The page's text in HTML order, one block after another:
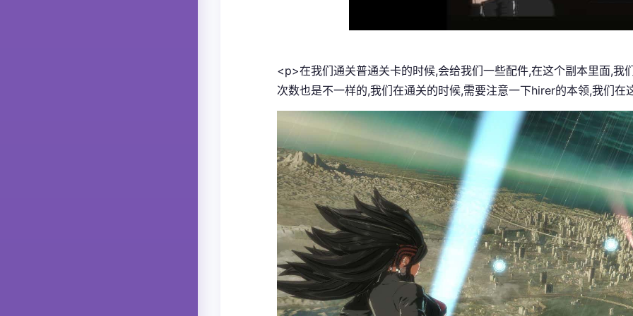
<p>在我们通关普通关卡的时候,会给我们一些配件,在这个副本里面,我
次数也是不一样的,我们在通关的时候,需要注意一下hirer的本领,我们